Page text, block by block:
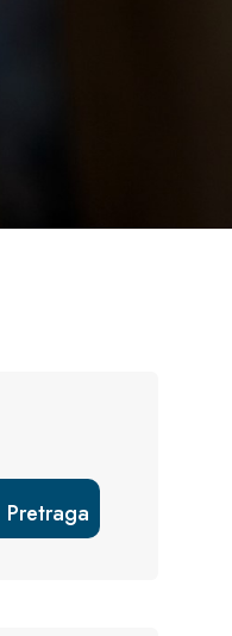
Pretraga